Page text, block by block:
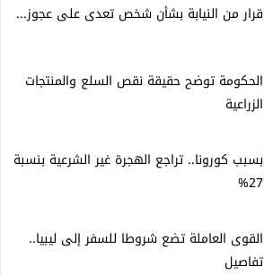
قرار من النيابة بشأن شخص تعدى على عجوز...
الحكومة توضح حقيقة نقص السلع والمنتجات
الزراعية
بسبب كورونا.. تراجع الهجرة غير الشرعية بنسبة
27%
القوى العاملة تضع شروطا للسفر إلى ليبيا..
تفاصيل